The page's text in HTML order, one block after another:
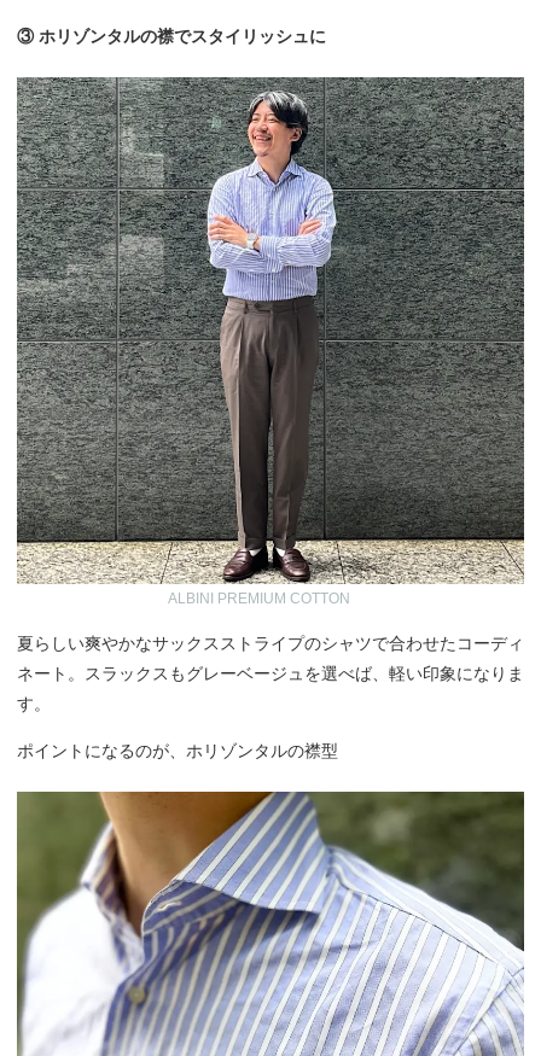
③ ホリゾンタルの襟でスタイリッシュに
ALBINI PREMIUM COTTON
夏らしい爽やかなサックスストライプのシャツで合わせたコーディ
ネート。スラックスもグレーベージュを選べば、軽い印象になりま
す。
ポイントになるのが、ホリゾンタルの襟型